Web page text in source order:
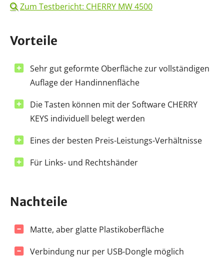
Zum Testbericht: CHERRY MW 4500
Vorteile
Sehr gut geformte Oberfläche zur vollständigen
Auflage der Handinnenfläche
Die Tasten können mit der Software CHERRY
KEYS individuell belegt werden
Eines der besten Preis-Leistungs-Verhältnisse
Für Links- und Rechtshänder
Nachteile
Matte, aber glatte Plastikoberfläche
Verbindung nur per USB-Dongle möglich